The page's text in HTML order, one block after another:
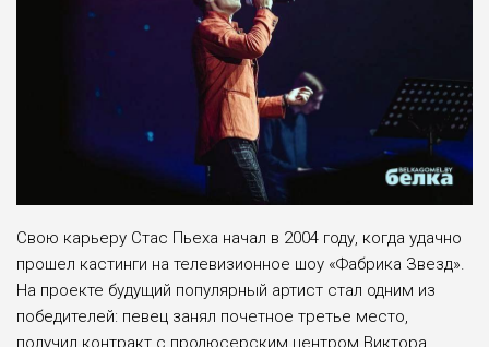
Свою карьеру Стас Пьеха начал в 2004 году, когда удачно
прошел кастинги на телевизионное шоу «Фабрика Звезд».
На проекте будущий популярный артист стал одним из
победителей: певец занял почетное третье место,
получил контракт с продюсерским центром Виктора